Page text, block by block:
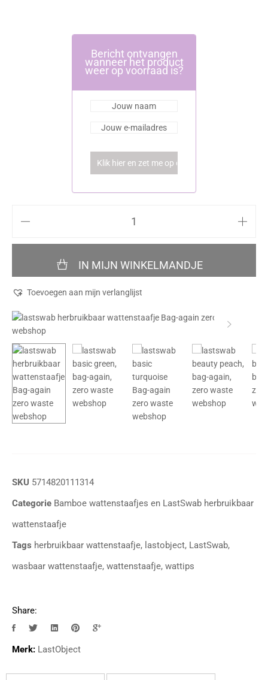
SKU 5714820111314
Categorie Bamboe wattenstaafjes en LastSwab herbruikbaar
wattenstaafje
Tags herbruikbaar wattenstaafje, lastobject, LastSwab,
wasbaar wattenstaafje, wattenstaafje, wattips
Share:
Merk: LastObject
Bericht ontvangen
wanneer het product
weer op voorraad is?
IN MIJN WINKELMANDJE
Toevoegen aan mijn verlanglijst